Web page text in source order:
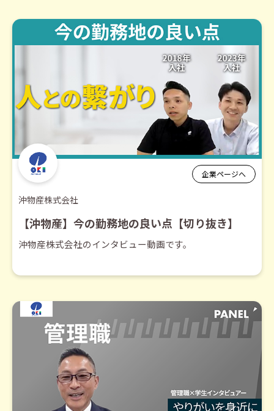
企業ページへ
沖物産株式会社
【沖物産】今の勤務地の良い点【切り抜き】
沖物産株式会社のインタビュー動画です。